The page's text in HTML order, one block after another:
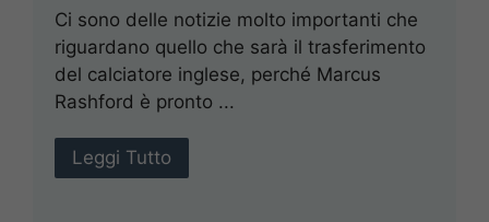
Ci sono delle notizie molto importanti che
riguardano quello che sarà il trasferimento
del calciatore inglese, perché Marcus
Rashford è pronto ...
Leggi Tutto